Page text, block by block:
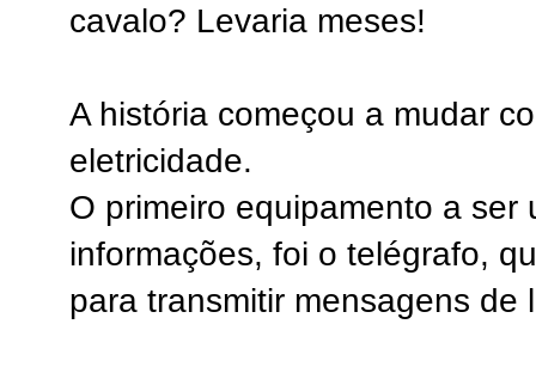
cavalo? Levaria meses!
A história começou a mudar
eletricidade.
O primeiro equipamento a ser
informações, foi o telégrafo,
para transmitir mensagens de